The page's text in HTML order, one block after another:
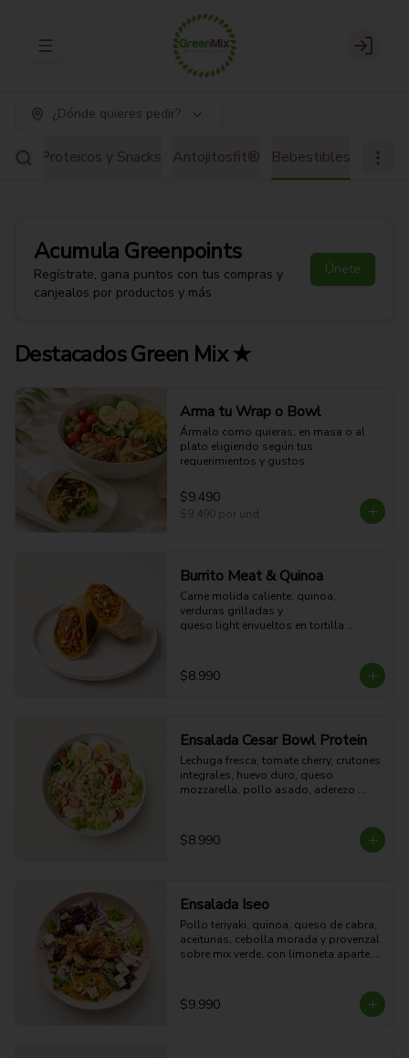
Abrir menu de navegación Login
¿Dónde quieres pedir?
Proteicos y Snacks Antojitosfit® Bebestibles
Acumula Greenpoints
Regístrate, gana puntos con tus compras y
canjealos por productos y más
Únete
Destacados Green Mix ★
Arma tu Wrap o Bowl
Ármalo como quieras, en masa o al
plato eligiendo según tus
requerimientos y gustos.
$9.490
$9.490por und
Burrito Meat & Quinoa
Carne molida caliente, quinoa,
verduras grilladas y
queso light envueltos en tortilla
27g grasa - 7g Fibra - 654 Kcal
$8.990
Ensalada Cesar Bowl Protein
Lechuga fresca, tomate cherry, crutones
integrales, huevo duro, queso
mozzarella, pollo asado, aderezo
15g grasa - 4g Fibra - 578 Kcal
$8.990
Ensalada Iseo
Pollo teriyaki, quinoa, queso de cabra,
aceitunas, cebolla morada y provenzal
sobre mix verde, con limoneta aparte.
$9.990